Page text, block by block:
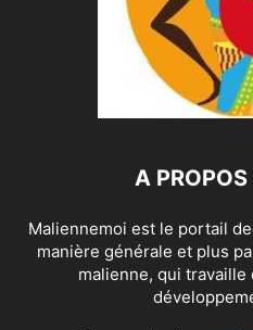
A
Maliennemoi est le portail
manière générale et plus
malienne, qui